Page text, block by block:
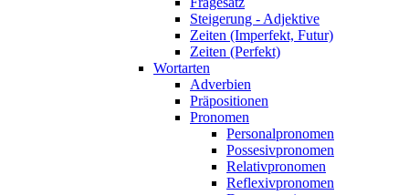
Steigerung - Adjektive
Zeiten (Imperfekt, Futur)
Zeiten (Perfekt)
Wortarten
Adverbien
Präpositionen
Pronomen
Personalpronomen
Possesivpronomen
Relativpronomen
Reflexivpronomen